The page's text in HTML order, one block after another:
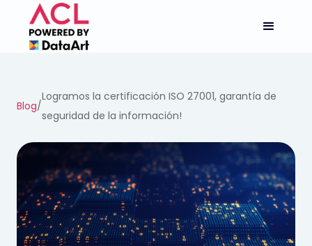
Blog/
Logramos la certificación ISO 27001, garantía de
seguridad de la información!